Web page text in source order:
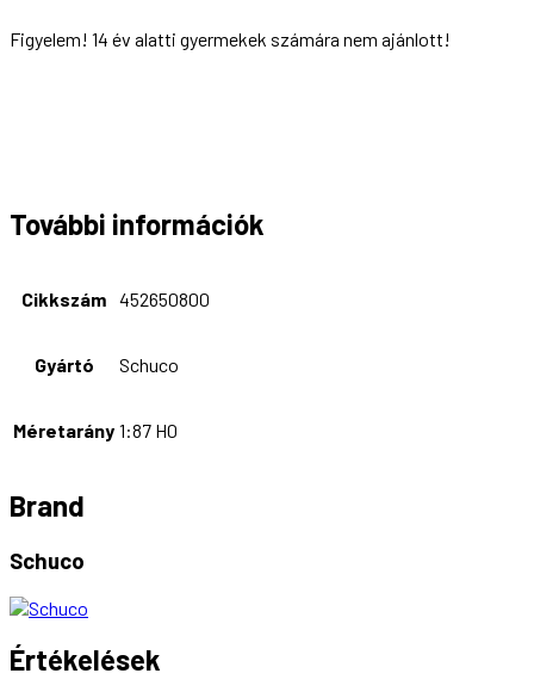
Figyelem! 14 év alatti gyermekek számára nem ajánlott!
További információk
Cikkszám 452650800
Gyártó Schuco
Méretarány 1:87 H0
Brand
Schuco
Értékelések